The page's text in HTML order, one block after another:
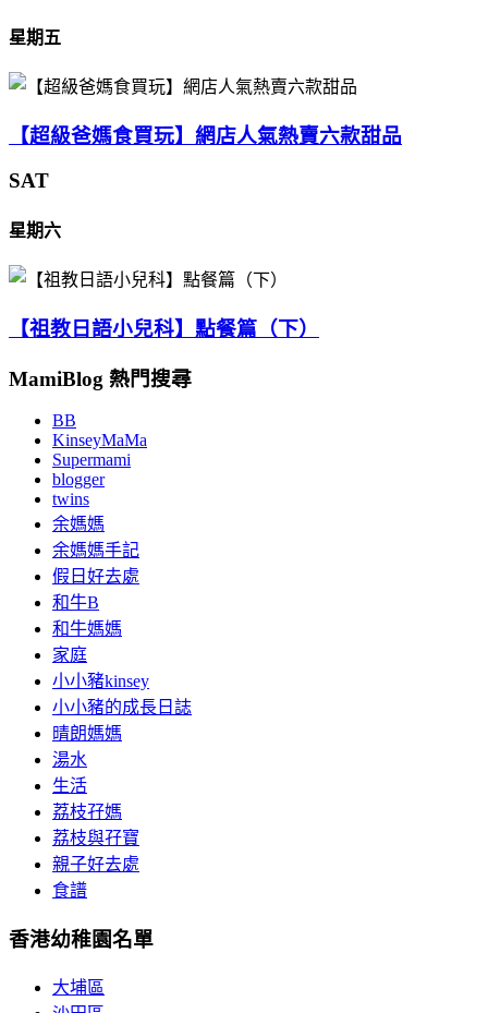
星期五
【超級爸媽食買玩】網店人氣熱賣六款甜品
SAT
星期六
【祖教日語小兒科】點餐篇（下）
MamiBlog 熱門搜尋
BB
KinseyMaMa
Supermami
blogger
twins
余媽媽
余媽媽手記
假日好去處
和牛B
和牛媽媽
家庭
小小豬kinsey
小小豬的成長日誌
晴朗媽媽
湯水
生活
荔枝孖媽
荔枝與孖寶
親子好去處
食譜
香港幼稚園名單
大埔區